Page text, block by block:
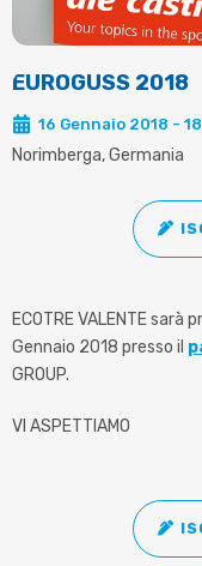
EUROGUSS 2018
16 Gennaio 2018 -
Norimberga, Germania
ECOTRE VALENTE sarà
Gennaio 2018 presso il
GROUP.
VI ASPETTIAMO